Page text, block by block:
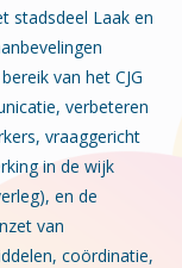
stadsdeel Laak en
van het CJG
verbeteren
vraaggericht
in de wijk
en de
van
coördinatie,